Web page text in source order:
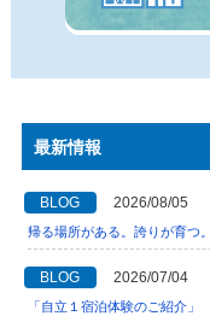
最新情報
BLOG 2026/08/05
帰る場所がある。誇りが育つ
BLOG 2026/07/04
「自立１宿泊体験のご紹介」